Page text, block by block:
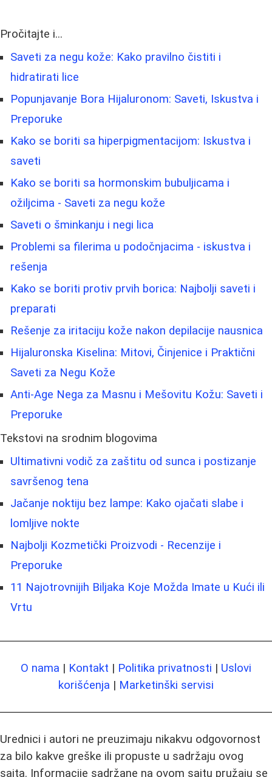
Pročitajte i...
Saveti za negu kože: Kako pravilno čistiti i
hidratirati lice
Popunjavanje Bora Hijaluronom: Saveti, Iskustva i
Preporuke
Kako se boriti sa hiperpigmentacijom: Iskustva i
saveti
Kako se boriti sa hormonskim bubuljicama i
ožiljcima - Saveti za negu kože
Saveti o šminkanju i negi lica
Problemi sa filerima u podočnjacima - iskustva i
rešenja
Kako se boriti protiv prvih borica: Najbolji saveti i
preparati
Rešenje za iritaciju kože nakon depilacije nausnica
Hijaluronska Kiselina: Mitovi, Činjenice i Praktični
Saveti za Negu Kože
Anti-Age Nega za Masnu i Mešovitu Kožu: Saveti i
Preporuke
Tekstovi na srodnim blogovima
Ultimativni vodič za zaštitu od sunca i postizanje
savršenog tena
Jačanje noktiju bez lampe: Kako ojačati slabe i
lomljive nokte
Najbolji Kozmetički Proizvodi - Recenzije i
Preporuke
11 Najotrovnijih Biljaka Koje Možda Imate u Kući ili
Vrtu
O nama | Kontakt | Politika privatnosti | Uslovi
korišćenja | Marketinški servisi
Urednici i autori ne preuzimaju nikakvu odgovornost
za bilo kakve greške ili propuste u sadržaju ovog
sajta. Informacije sadržane na ovom sajtu pružaju se